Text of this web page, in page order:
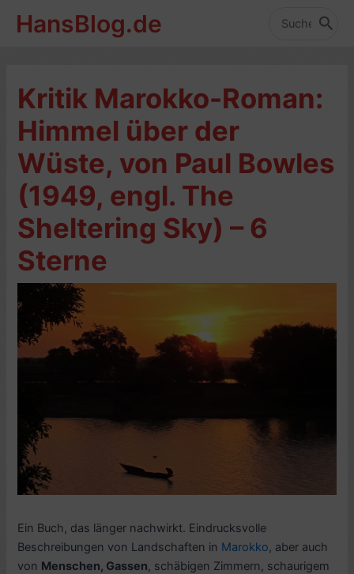
InhaltHansBlog.de
Search
Kritik Marokko-Roman:
Himmel über der
Wüste, von Paul Bowles
(1949, engl. The
Sheltering Sky) – 6
Sterne
Ein Buch, das länger nachwirkt. Eindrucksvolle
Beschreibungen von Landschaften in Marokko, aber auch
von Menschen, Gassen, schäbigen Zimmern, schaurigem